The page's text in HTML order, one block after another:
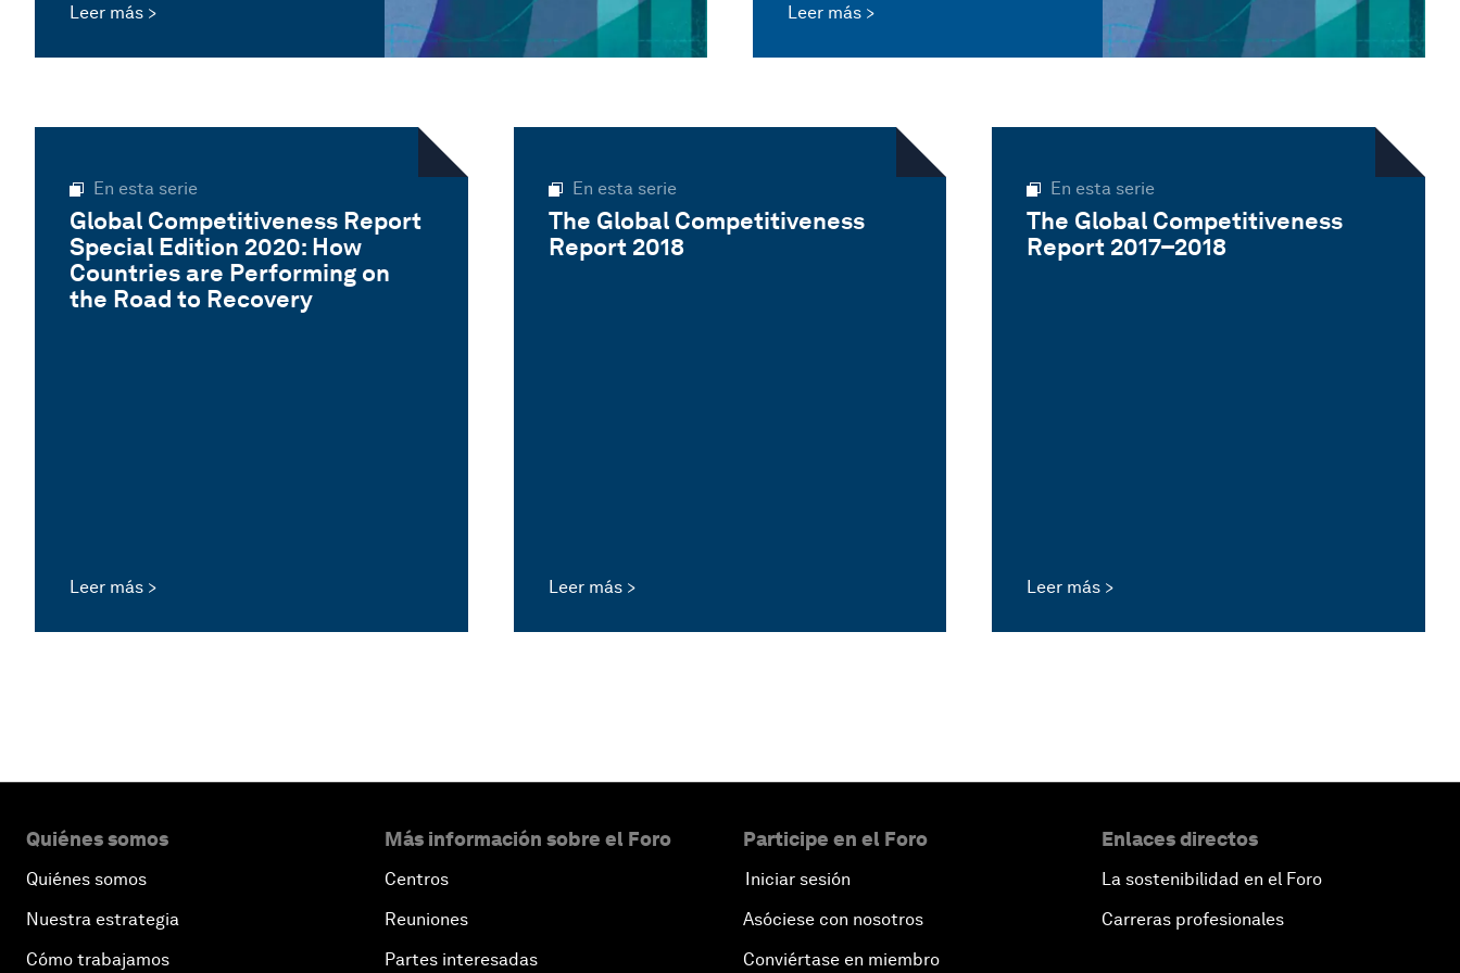
Leer más Leer más
En esta serie
Global Competitiveness Report
Special Edition 2020: How
Countries are Performing on
the Road to Recovery
Leer más
En esta serie
The Global Competitiveness
Report 2018
Leer más
En esta serie
The Global Competitiveness
Report 2017–2018
Leer más
Quiénes somos
Quiénes somos
Nuestra estrategia
Cómo trabajamos
Más información sobre el Foro
Centros
Reuniones
Partes interesadas
Participe en el Foro
Iniciar sesión
Asóciese con nosotros
Conviértase en miembro
Enlaces directos
La sostenibilidad en el Foro
Carreras profesionales